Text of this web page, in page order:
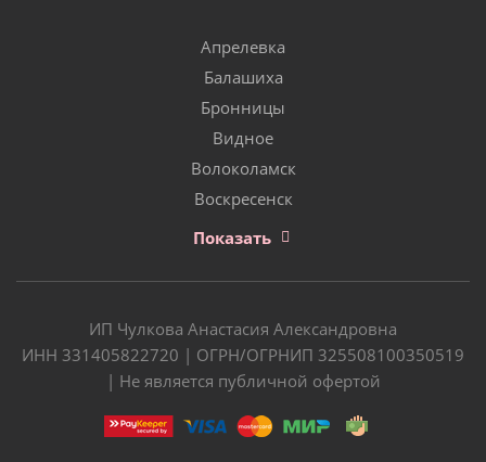
Апрелевка
Балашиха
Бронницы
Видное
Волоколамск
Воскресенск
Показать
ИП Чулкова Анастасия Александровна
ИНН 331405822720 | ОГРН/ОГРНИП 325508100350519
| Не является публичной офертой